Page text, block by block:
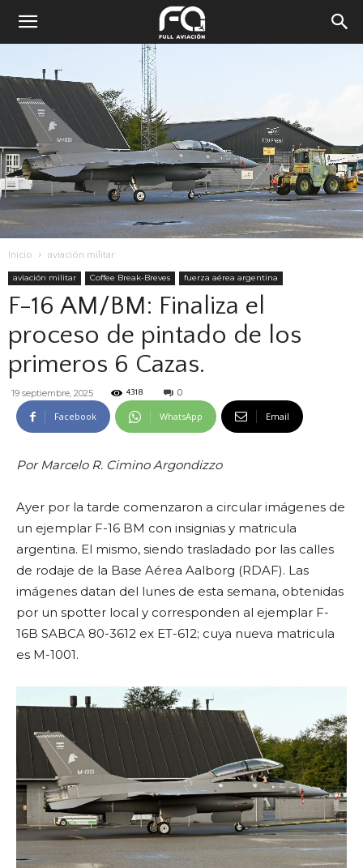
Inicio aviación militar
aviación militar Coffee Break-Breves fuerza aérea argentina
F-16 AM/BM: Finaliza el
proceso de pintado de los
primeros 6 Cazas.
19 septiembre, 2025 4318 0
Facebook WhatsApp Email
Por Marcelo R. Cimino Argondizzo
Ayer por la tarde comenzaron a circular imágenes de
un ejemplar F-16 BM con insignias y matricula
argentina. El mismo, siendo trasladado por las calles
de rodaje de la Base Aérea Aalborg (RDAF). Las
imágenes datan del lunes de esta semana, obtenidas
por un spotter local y corresponden al ejemplar F-
16B SABCA 80-3612 ex ET-612; cuya nueva matricula
es M-1001.